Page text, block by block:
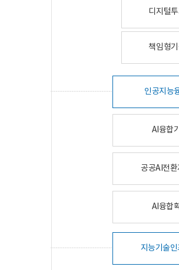
디지털
책임형
인공지능
AI융합
공공AI전환
AI융합
지능기술